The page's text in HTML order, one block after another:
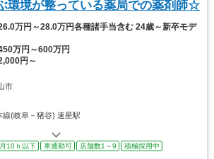
環境が整っている薬局での薬剤師☆
26.0万円～28.0万円各種諸手当含む 24歳～新卒モデ
万円～600万円
円～
市
線(岐阜－猪谷) 速星駅
10ｈ以下 車通勤可 店舗数1～9
積極採用中